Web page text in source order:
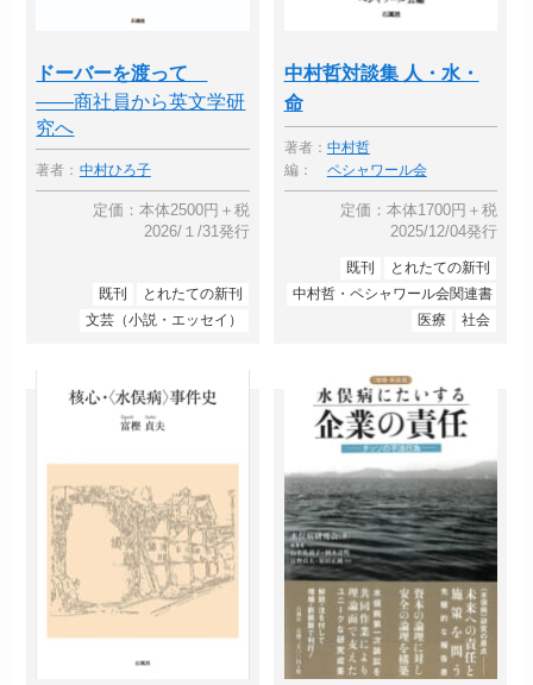
ドーバーを渡って
――商社員から英文学研
究へ
著者： 中村ひろ子
定価：本体2500円＋税
2026/１/31発行
既刊
とれたての新刊
文芸（小説・エッセイ）
中村哲対談集 人・水・
命
著者： 中村哲
編：
ペシャワール会
定価：本体1700円＋税
2025/12/04発行
既刊
とれたての新刊
中村哲・ペシャワール会関連書
医療
社会